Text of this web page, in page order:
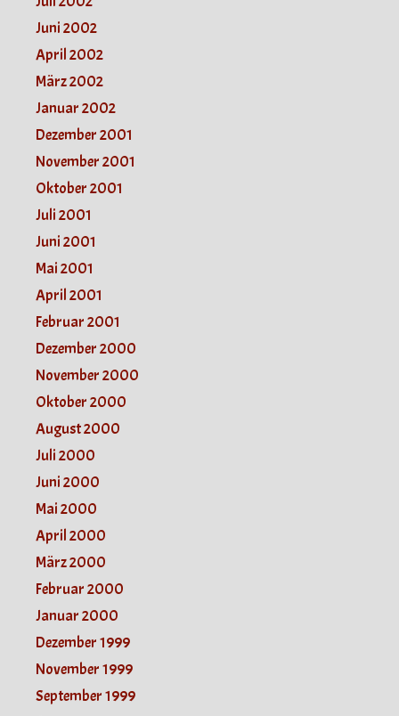
Juni 2002
April 2002
März 2002
Januar 2002
Dezember 2001
November 2001
Oktober 2001
Juli 2001
Juni 2001
Mai 2001
April 2001
Februar 2001
Dezember 2000
November 2000
Oktober 2000
August 2000
Juli 2000
Juni 2000
Mai 2000
April 2000
März 2000
Februar 2000
Januar 2000
Dezember 1999
November 1999
September 1999